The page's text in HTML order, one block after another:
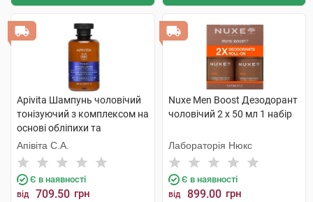
Apivita Шампунь чоловічий
тонізуючий з комплексом на
основі обліпихи та
розмарина 250 мл 1 флакон
Апівіта С.А.
Є в наявності
від 709.50 грн
Nuxe Men Boost Дезодорант
чоловічий 2 х 50 мл 1 набір
Лабораторія Нюкс
Є в наявності
від 899.00 грн